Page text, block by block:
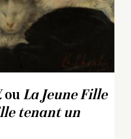
ou La Jeune Fille
tenant un